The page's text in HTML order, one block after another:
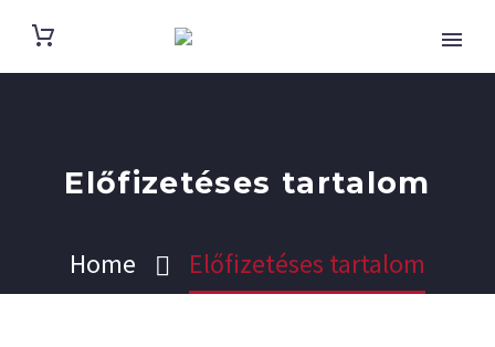
Előfizetéses tartalom
Home Előfizetéses tartalom